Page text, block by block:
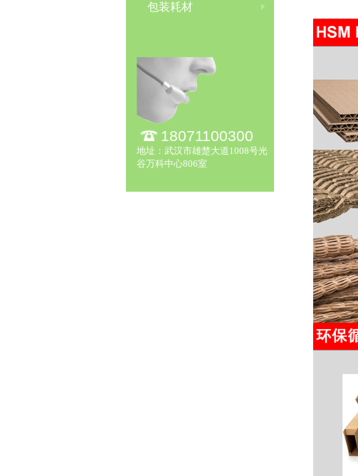
包装耗材
18071100300
地址：武汉市雄楚大道1008号光
谷万科中心806室